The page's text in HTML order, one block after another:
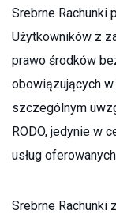
Srebrne Rachunki
Użytkowników z
prawo środków
obowiązujących
szczególnym
RODO, jedynie w
usług
Srebrne Rachunki